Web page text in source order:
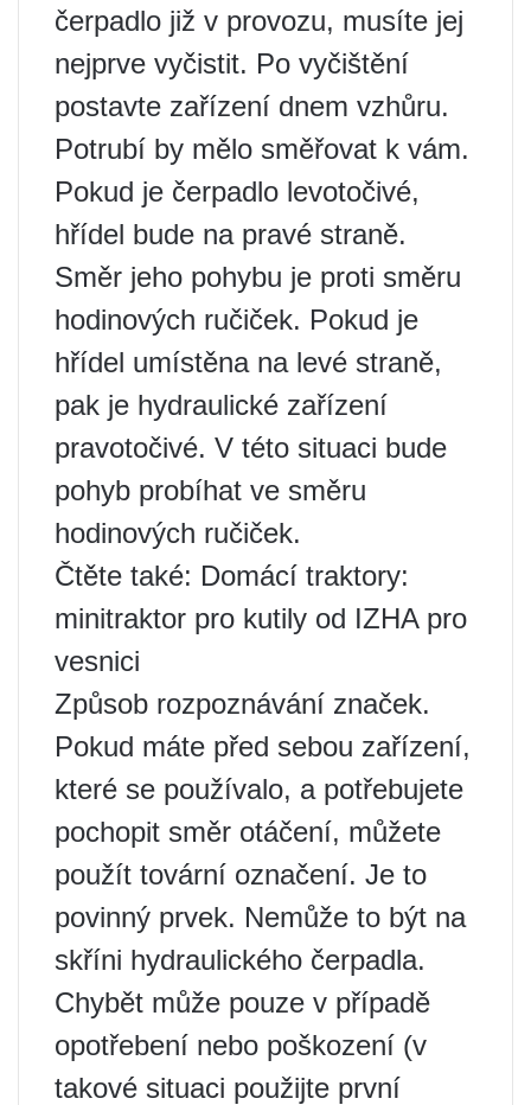
čerpadlo již v provozu, musíte jej
nejprve vyčistit. Po vyčištění
postavte zařízení dnem vzhůru.
Potrubí by mělo směřovat k vám.
Pokud je čerpadlo levotočivé,
hřídel bude na pravé straně.
Směr jeho pohybu je proti směru
hodinových ručiček. Pokud je
hřídel umístěna na levé straně,
pak je hydraulické zařízení
pravotočivé. V této situaci bude
pohyb probíhat ve směru
hodinových ručiček.
Čtěte také: Domácí traktory:
minitraktor pro kutily od IZHA pro
vesnici
Způsob rozpoznávání značek.
Pokud máte před sebou zařízení,
které se používalo, a potřebujete
pochopit směr otáčení, můžete
použít tovární označení. Je to
povinný prvek. Nemůže to být na
skříni hydraulického čerpadla.
Chybět může pouze v případě
opotřebení nebo poškození (v
takové situaci použijte první